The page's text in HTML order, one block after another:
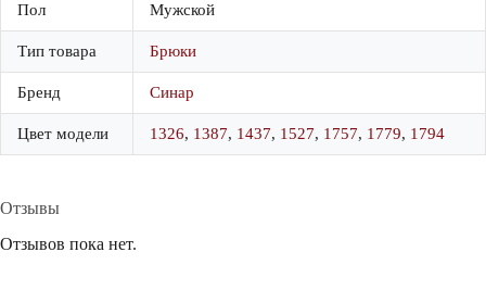
Пол Мужской
Тип товара Брюки
Бренд Синар
Цвет модели 1326, 1387, 1437, 1527, 1757, 1779, 1794
Отзывы
Отзывов пока нет.